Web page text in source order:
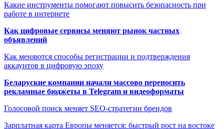
Какие инструменты помогают повысить безопасность при
работе в интернете
Как цифровые сервисы меняют рынок частных
объявлений
Как меняются способы регистрации и подтверждения
аккаунтов в цифровую эпоху
Беларуские компании начали массово переносить
рекламные бюджеты в Telegram и видеоформаты
Голосовой поиск меняет SEO-стратегии брендов
Зарплатная карта Европы меняется: быстрый рост на востоке